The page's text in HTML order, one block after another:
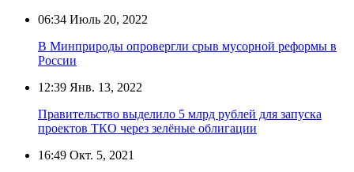
06:34 Июль 20, 2022
В Минприроды опровергли срыв мусорной реформы в
России
12:39 Янв. 13, 2022
Правительство выделило 5 млрд рублей для запуска
проектов ТКО через зелёные облигации
16:49 Окт. 5, 2021